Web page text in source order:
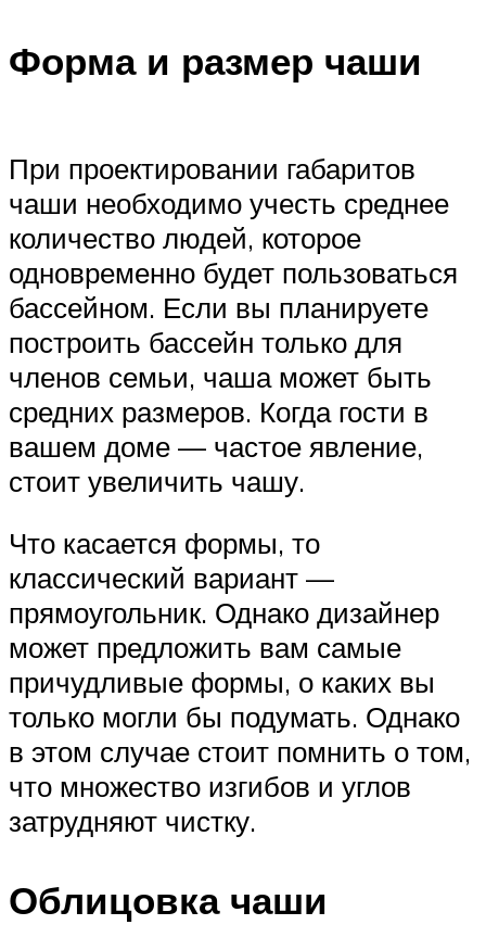
Форма и размер чаши
При проектировании габаритов
чаши необходимо учесть среднее
количество людей, которое
одновременно будет пользоваться
бассейном. Если вы планируете
построить бассейн только для
членов семьи, чаша может быть
средних размеров. Когда гости в
вашем доме — частое явление,
стоит увеличить чашу.
Что касается формы, то
классический вариант —
прямоугольник. Однако дизайнер
может предложить вам самые
причудливые формы, о каких вы
только могли бы подумать. Однако
в этом случае стоит помнить о том,
что множество изгибов и углов
затрудняют чистку.
Облицовка чаши